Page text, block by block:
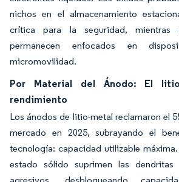
nichos en el almacenamiento
crítica para la seguridad, mientras
permanecen enfocados en
micromovilidad.
Por Material del Ánodo: El
rendimiento
Los ánodos de litio-metal reclamaron el
mercado en 2025, subrayando el
tecnología: capacidad utilizable
estado sólido suprimen las